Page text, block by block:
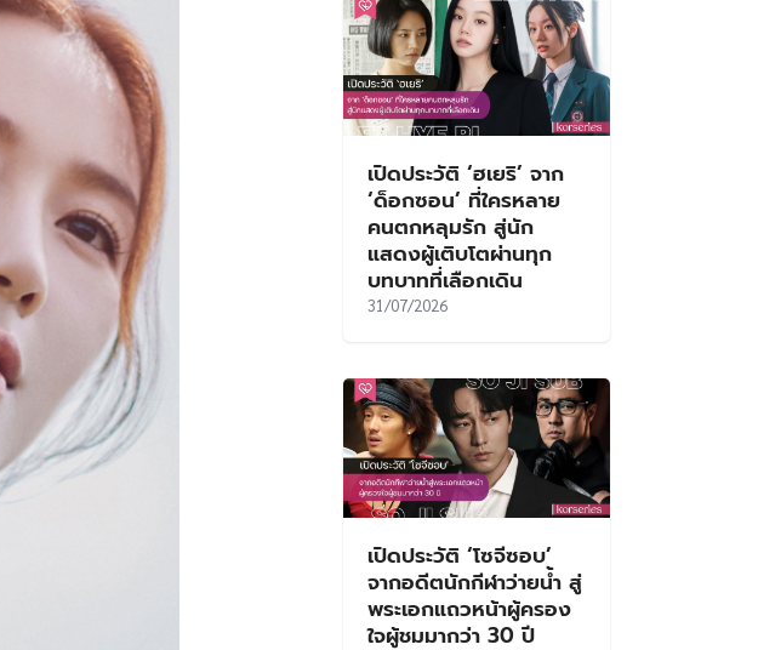
เปิดประวัติ ‘ฮเยริ’ จาก
‘ด็อกซอน’ ที่ใครหลาย
คนตกหลุมรัก สู่นัก
แสดงผู้เติบโตผ่านทุก
บทบาทที่เลือกเดิน
31/07/2026
เปิดประวัติ ‘โซจีซอบ’
จากอดีตนักกีฬาว่ายน้ำ สู่
พระเอกแถวหน้าผู้ครอง
ใจผู้ชมมากว่า 30 ปี